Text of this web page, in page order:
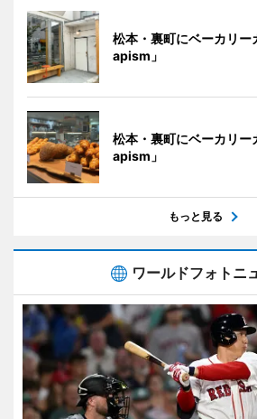
松本・裏町にベーカリ
apism」
松本・裏町にベーカリ
apism」
もっと見る
ワールドフォトニ